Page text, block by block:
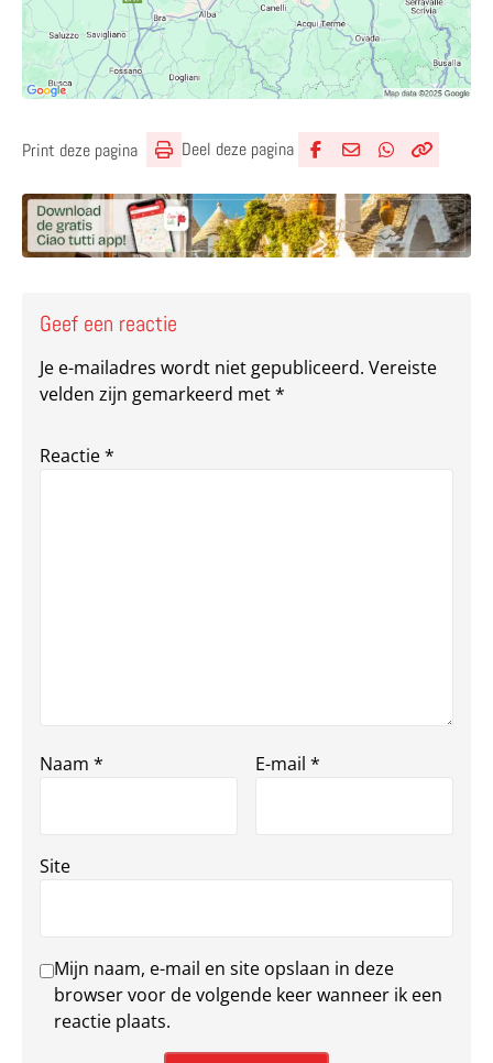
Print deze pagina Deel deze pagina
Geef een reactie
Je e-mailadres wordt niet gepubliceerd. Vereiste
velden zijn gemarkeerd met*
Reactie*
Naam * E-mail *
Site
Mijn naam, e-mail en site opslaan in deze
browser voor de volgende keer wanneer ik een
reactie plaats.